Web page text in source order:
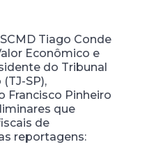
Tiago Conde
Econômico e
do Tribunal
SP),
Francisco Pinheiro
que
de
reportagens: